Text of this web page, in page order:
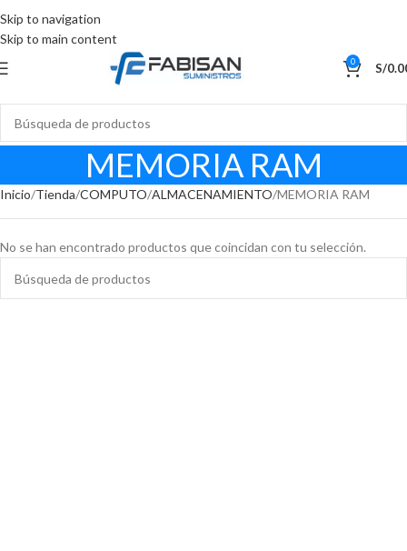
Skip to navigation
Skip to main content
0 S/
MEMORIA RAM
Inicio Tienda COMPUTO ALMACENAMIENTO MEMORIA RAM
No se han encontrado productos que coincidan con tu selección.